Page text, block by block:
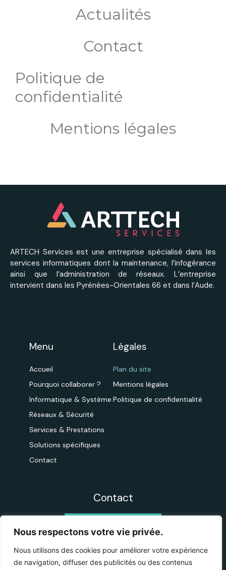
Nous respectons votre vie privée.
Nous utilisons des cookies pour améliorer votre expérience
de navigation, diffuser des publicités ou des contenus
Actualités
Contact
Politique de
confidentialité
Mentions légales
ARTECH Services est une entreprise spécialisé dans les
services informatiques dont la maintenance, l’infogérance
ainsi que l’administration de réseaux. L’entreprise
intervient dans les Pyrénées-Orientales 66 et dans l’Aude.
Menu
Accueil
Pourquoi collaborer ?
Informatique & Système
Réseaux & Sécurité
Services & Prestations
Solutions spécifiques
Contact
Légales
Plan du site
Mentions légales
Politique de confidentialité
Contact